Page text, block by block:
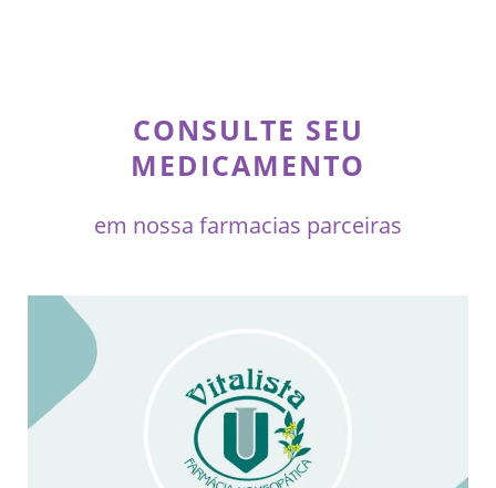
CONSULTE SEU
MEDICAMENTO
em nossa farmacias parceiras